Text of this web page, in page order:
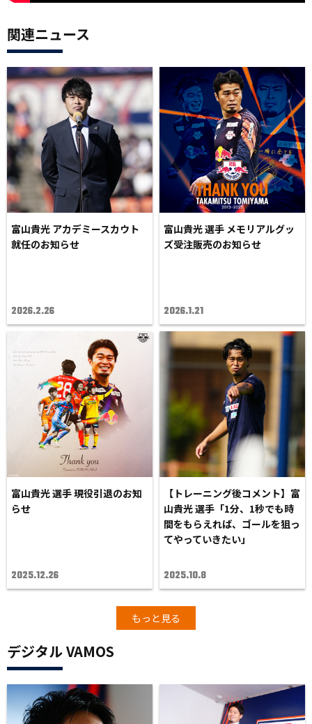
関連ニュース
富山貴光 アカデミースカウト
就任のお知らせ
2026.2.26
富山貴光 選手 メモリアルグッ
ズ受注販売のお知らせ
2026.1.21
富山貴光 選手 現役引退のお知
らせ
2025.12.26
【トレーニング後コメント】富
山貴光 選手「1分、1秒でも時
間をもらえれば、ゴールを狙っ
てやっていきたい」
2025.10.8
もっと見る
デジタル VAMOS